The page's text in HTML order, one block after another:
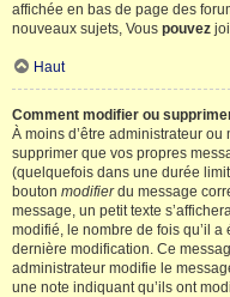
affichée en bas de page des
nouveaux sujets, Vous pouvez
Haut
Comment modifier ou
À moins d’être administrateur
supprimer que vos propres
(quelquefois dans une durée
bouton modifierdu message
message, un petit texte
modifié, le nombre de fois qu’il
dernière modification. Ce
administrateur modifie le
une note indiquant qu’ils ont